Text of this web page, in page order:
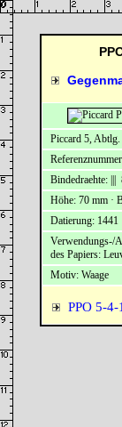
PPO 5-
Piccard 5,
Bindedraehte: |||
Höhe: 70 mm ·
Datierung: 1441
Verwendungs-/
des Papiers:
Motiv: Waage